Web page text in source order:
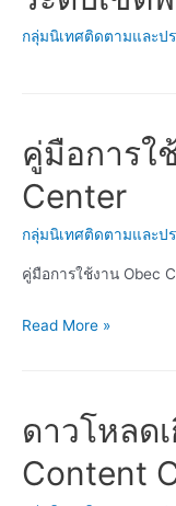
กลุ่มนิเทศติดตามและป
คู่มือการใ
Center
กลุ่มนิเทศติดตามและป
คู่มือการใช้งาน Obec
คู่มือ
Obec
Content
Center
Read More »
ดาวโหลด
Content